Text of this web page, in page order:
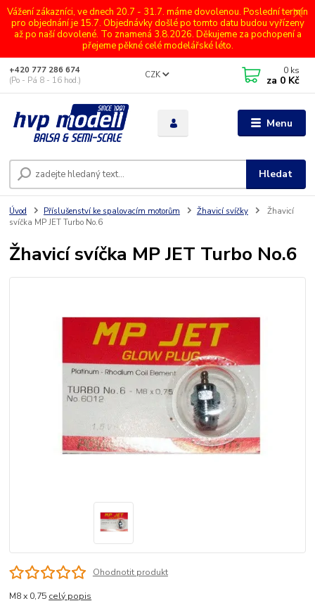
Vážení zákazníci, ve dnech 20.7 - 31.7. máme dovolenou. Poslední termín
pro objednání je 15.7. Objednávky došlé po tomto datu budou vyřízeny
až po naší dovolené. To znamená 3.8.2026. Děkujeme za pochopení a
přejeme pěkné celé modelářské léto.
Menu
CZK
Hledat
+420 777 286 674
(Po - Pá 8 - 16 hod.)
0 ks
za 0 Kč
Úvod Příslušenství ke spalovacím motorům Žhavicí svíčky
Žhavicí
svíčka MP JET Turbo No.6
Žhavicí svíčka MP JET Turbo No.6
Ohodnotit produkt
M8 x 0,75 celý popis